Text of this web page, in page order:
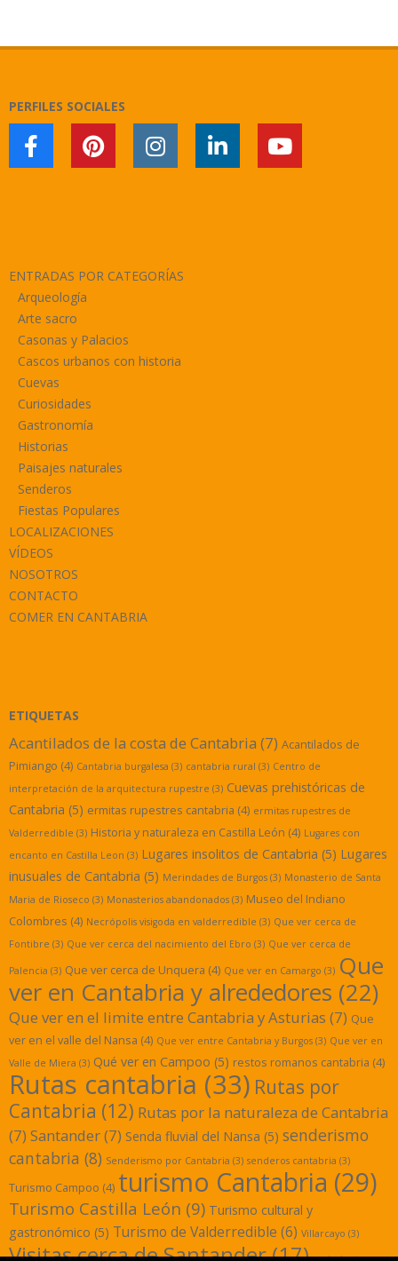
PERFILES SOCIALES
ENTRADAS POR CATEGORÍAS
Arqueología
Arte sacro
Casonas y Palacios
Cascos urbanos con historia
Cuevas
Curiosidades
Gastronomía
Historias
Paisajes naturales
Senderos
Fiestas Populares
LOCALIZACIONES
VÍDEOS
NOSOTROS
CONTACTO
COMER EN CANTABRIA
ETIQUETAS
Acantilados de la costa de Cantabria (7) Acantilados de
Pimiango (4) Cantabria burgalesa (3) cantabria rural (3) Centro de
interpretación de la arquitectura rupestre (3) Cuevas prehistóricas de
Cantabria (5) ermitas rupestres cantabria (4) ermitas rupestres de
Valderredible (3) Historia y naturaleza en Castilla León (4) Lugares con
encanto en Castilla Leon (3) Lugares insolitos de Cantabria (5) Lugares
inusuales de Cantabria (5) Merindades de Burgos (3) Monasterio de Santa
Maria de Rioseco (3) Monasterios abandonados (3) Museo del Indiano
Colombres (4) Necrópolis visigoda en valderredible (3) Que ver cerca de
Fontibre (3) Que ver cerca del nacimiento del Ebro (3) Que ver cerca de
Palencia (3) Que ver cerca de Unquera (4) Que ver en Camargo (3) Que
ver en Cantabria y alrededores (22)
Que ver en el limite entre Cantabria y Asturias (7) Que
ver en el valle del Nansa (4) Que ver entre Cantabria y Burgos (3) Que ver en
Valle de Miera (3) Qué ver en Campoo (5) restos romanos cantabria (4)
Rutas cantabria (33) Rutas por
Cantabria (12) Rutas por la naturaleza de Cantabria
(7) Santander(7) Senda fluvial del Nansa (5) senderismo
cantabria (8) Senderismo por Cantabria (3) senderos cantabria (3)
Turismo Campoo (4) turismo Cantabria (29)
Turismo Castilla León (9) Turismo cultural y
gastronómico (5) Turismo de Valderredible (6) Villarcayo (3)
Visitas cerca de Santander(17)